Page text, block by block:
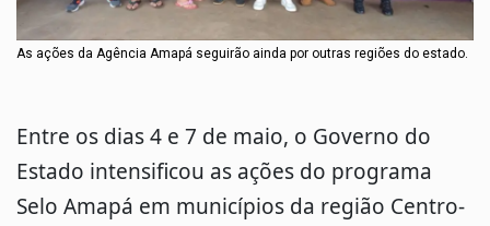
As ações da Agência Amapá seguirão ainda por outras regiões do estado.
Entre os dias 4 e 7 de maio, o Governo do
Estado intensificou as ações do programa
Selo Amapá em municípios da região Centro-